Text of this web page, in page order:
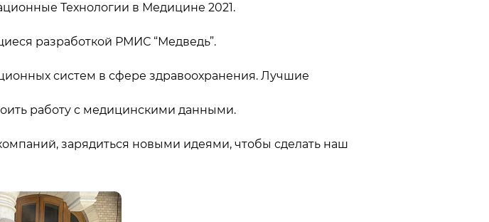
Технологии в Медицине 2021.
разработкой РМИС “Медведь”.
систем в сфере здравоохранения. Лучшие
работу с медицинскими данными.
зарядиться новыми идеями, чтобы сделать наш